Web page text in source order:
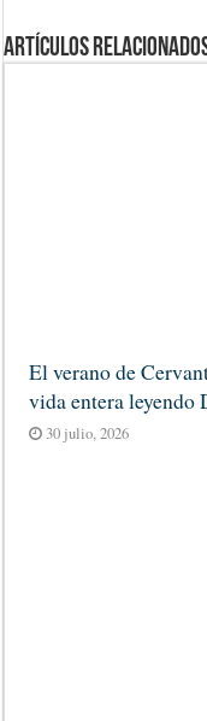
Artículos
El verano de
vida entera leyendo
30 julio, 2026